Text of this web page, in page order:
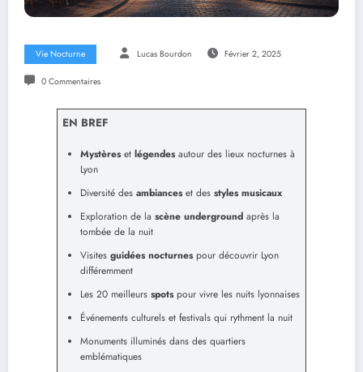
Vie Nocturne Lucas Bourdon Février 2, 2025
0 Commentaires
EN BREF
Mystèreset légendesautour des lieux nocturnes à
Lyon
Diversité des ambianceset des styles musicaux
Exploration de la scène underground après la
tombée de la nuit
Visites guidées nocturnespour découvrir Lyon
différemment
Les 20 meilleurs spotspour vivre les nuits lyonnaises
Événements culturels et festivals qui rythment la nuit
Monuments illuminés dans des quartiers
emblématiques